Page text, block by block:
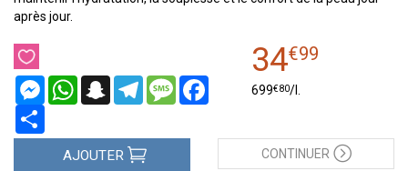
après jour.
MessengerWhatsAppSnapchatTelegramMessageFacebook
34€99
699€80/
AJOUTER CONTINUER